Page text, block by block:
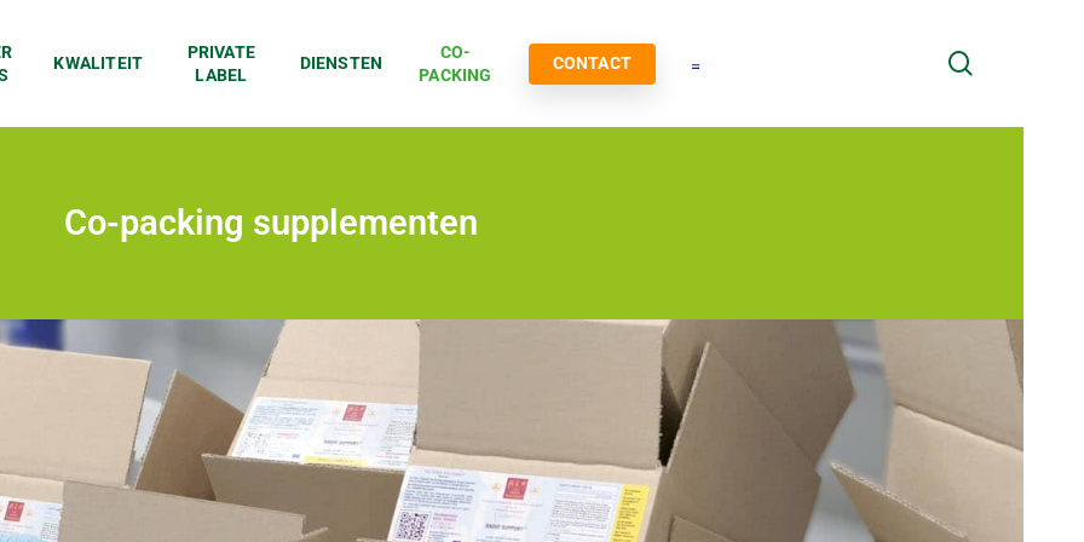
KWALITEIT
PRIVATE
LABEL
DIENSTEN
CO-
PACKING
CONTACT
Co-packing supplementen